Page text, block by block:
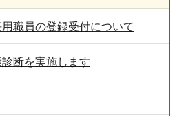
職員の登録受付について
断を実施します